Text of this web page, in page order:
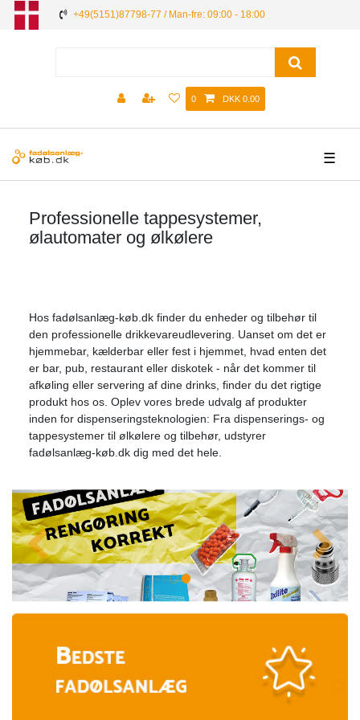
+49(5151)87798-77 / Man-fre: 09:00 - 18:00
0 DKK 0.00
☰
Professionelle tappesystemer,
ølautomater og ølkølere
Hos fadølsanlæg-køb.dk finder du enheder og tilbehør til
den professionelle drikkevareudlevering. Uanset om det er
hjemmebar, kælderbar eller fest i hjemmet, hvad enten det
er bar, pub, restaurant eller diskotek - når det kommer til
afkøling eller servering af dine drinks, finder du det rigtige
produkt hos os. Oplev vores brede udvalg af produkter
inden for dispenseringsteknologien: Fra dispenserings- og
tappesystemer til ølkølere og tilbehør, udstyrer
fadølsanlæg-køb.dk dig med det hele.